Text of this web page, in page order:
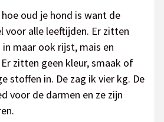
oud je hond is want de
voor alle leeftijden. Er zitten
maar ook rijst, mais en
zitten geen kleur, smaak of
stoffen in. De zag ik vier kg. De
voor de darmen en ze zijn